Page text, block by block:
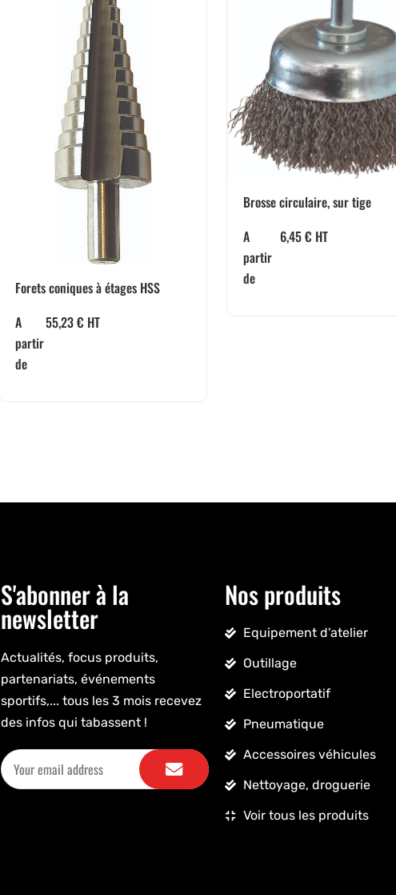
Forets coniques à étages HSS
A
partir
de
55,23€ HT
Brosse circulaire, sur tige
A
partir
de
6,45€ HT
S'abonner à la
newsletter
Actualités, focus produits,
partenariats, événements
sportifs,... tous les 3 mois recevez
des infos qui tabassent !
Nos produits
Equipement d'atelier
Outillage
Electroportatif
Pneumatique
Accessoires véhicules
Nettoyage, droguerie
Voir tous les produits